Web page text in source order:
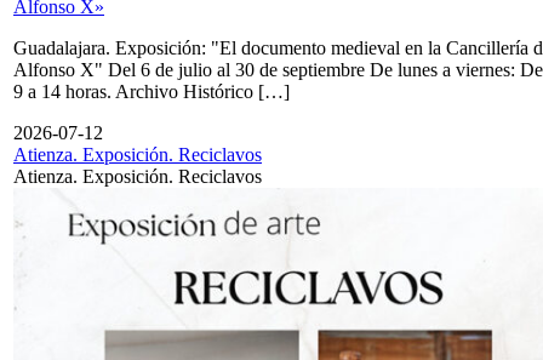
Alfonso X»
Guadalajara. Exposición: "El documento medieval en la Cancillería
Alfonso X" Del 6 de julio al 30 de septiembre De lunes a viernes: De
9 a 14 horas. Archivo Histórico […]
2026-07-12
Atienza. Exposición. Reciclavos
Atienza. Exposición. Reciclavos